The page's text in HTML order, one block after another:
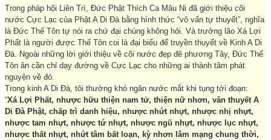
Trong pháp hội Liên Trì, Đức Phật Thích Ca Mâu Ni đã giới thiệu cõi
nước Cực Lạc của Phật A Di Đà bằng hình thức “vô vấn tự thuyết”, nghĩa
là Đức Thế Tôn tự nói ra chứ đại chúng không hỏi. Và trưởng lão Xá Lợi
Phất là người được Thế Tôn coi là đại biểu để truyền thuyết về Kinh A Di
Đà. Ngoài những lời giới thiệu về cõi nước đẹp đẽ phương Tây, Đức Thế
Tôn ân cần chỉ dạy đường về Cực Lạc cho những ai thành tâm phát
nguyện về đó.
Trong kinh A Di Đà, tôi thường khó ngăn nước mắt khi tụng tới đoạn:
“Xá Lợi Phất, nhược hữu thiện nam tử, thiện nữ nhơn, văn thuyết A
Di Đà Phật, chấp trì danh hiệu, nhược nhứt nhựt, nhược nhị nhựt,
nhược tam nhựt, nhược tứ nhựt, nhược ngũ nhựt, nhược lục nhựt,
nhược thất nhựt, nhứt tâm bất loạn, kỳ nhơn lâm mạng chung thời,